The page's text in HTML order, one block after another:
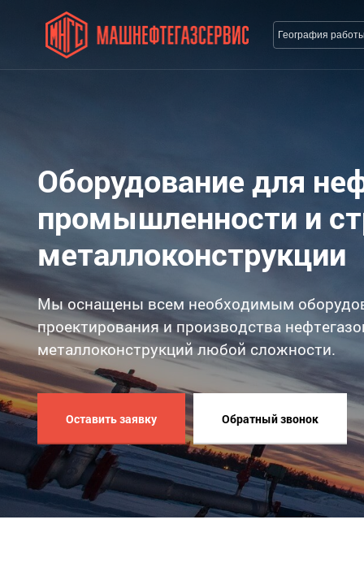
География
Оборудование для
промышленности и
металлоконструкции
Мы оснащены всем необходимым
проектирования и производства
металлоконструкций любой сложности.
Оставить заявку Обратный звонок